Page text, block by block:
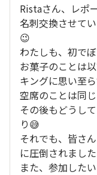
Ristaさん、レポ
名刺交換させて
😉
わたしも、初で
お菓子のことは
キングに思い至
空席のことは同
その後もどうし
り😅
それでも、皆さ
に圧倒されました
また、参加した